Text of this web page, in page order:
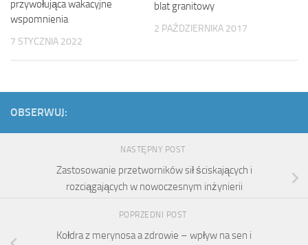
przywołująca wakacyjne
wspomnienia
7 STYCZNIA 2022
blat granitowy
2 PAŹDZIERNIKA 2017
OBSERWUJ:
NASTĘPNY POST
Zastosowanie przetworników sił ściskających i
rozciągających w nowoczesnym inżynierii
POPRZEDNI POST
Kołdra z merynosa a zdrowie – wpływ na sen i